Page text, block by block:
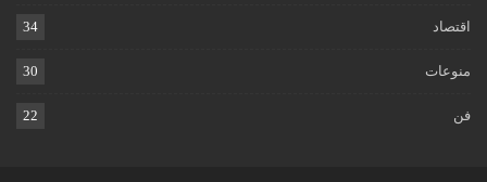
اقتصاد 34
منوعات 30
فن 22